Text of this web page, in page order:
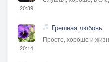
20:39
20:14
Грешная любовь
Просто, хорошо и